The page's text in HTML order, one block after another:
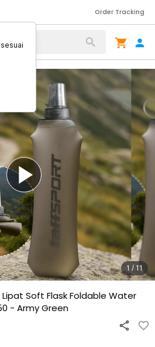
Order Tracking
1 / 11
Lipat Soft Flask Foldable Water
- Army Green